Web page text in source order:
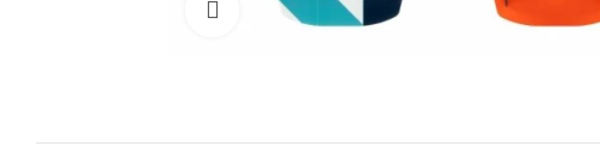
Cliquez pour agrandir